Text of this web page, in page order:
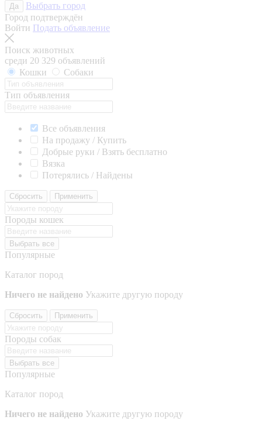
Да
Выбрать город
Город подтверждён
Войти Подать объявление
Поиск животных
среди 20 329 объявлений
Кошки
Собаки
Тип объявления
Все объявления
На продажу / Купить
Добрые руки / Взять бесплатно
Вязка
Потерялись / Найдены
Сбросить Применить
Породы кошек
Выбрать все
Популярные
Каталог пород
Ничего не найдено Укажите другую породу
Сбросить Применить
Породы собак
Выбрать все
Популярные
Каталог пород
Ничего не найдено Укажите другую породу